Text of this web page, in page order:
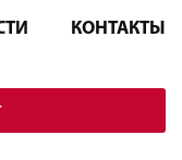
КОНТАКТЫ